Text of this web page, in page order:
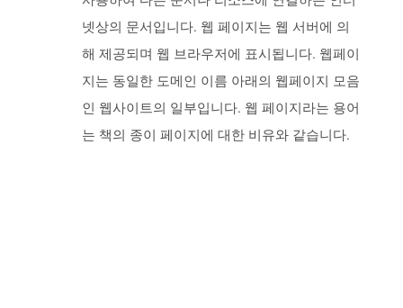
넷상의 문서입니다. 웹 페이지는 웹 서버에 의
해 제공되며 웹 브라우저에 표시됩니다. 웹페이
지는 동일한 도메인 이름 아래의 웹페이지 모음
인 웹사이트의 일부입니다. 웹 페이지라는 용어
는 책의 종이 페이지에 대한 비유와 같습니다.